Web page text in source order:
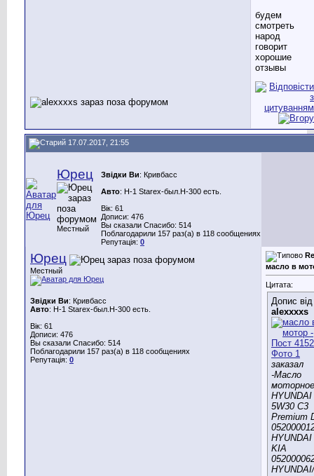
будем
смотреть
народ
говорит
хорошие
отзывы
17.07.2017, 21:55
Юрец
Местный
Звідки Ви: Кривбасс
Авто: H-1 Starex-был.Н-300 есть.
Вік: 61
Дописи: 476
Вы сказали Спасибо: 514
Поблагодарили 157 раз(а) в 118 сообщениях
Репутація: 0
Юрец
Местный
Звідки Ви: Кривбасс
Авто: H-1 Starex-был.Н-300 есть.
Вік: 61
Дописи: 476
Вы сказали Спасибо: 514
Поблагодарили 157 раз(а) в 118 сообщениях
Репутація: 0
масло в
Цитата:
Допис від
alexxxxs
заказал
-Масло
моторное
HYUNDAI
5W30 C3
Premium
HYUNDAI
KIA